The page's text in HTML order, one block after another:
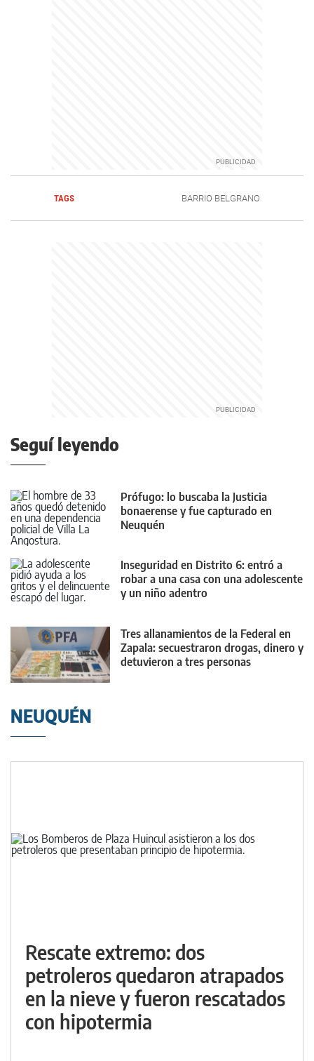
TAGS BARRIO BELGRANO
Seguí leyendo
Prófugo: lo buscaba la Justicia
bonaerense y fue capturado en
Neuquén
Inseguridad en Distrito 6: entró a
robar a una casa con una adolescente
y un niño adentro
Tres allanamientos de la Federal en
Zapala: secuestraron drogas, dinero y
detuvieron a tres personas
NEUQUÉN
Rescate extremo: dos
petroleros quedaron atrapados
en la nieve y fueron rescatados
con hipotermia